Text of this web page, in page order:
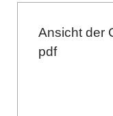
Ansicht der
pdf